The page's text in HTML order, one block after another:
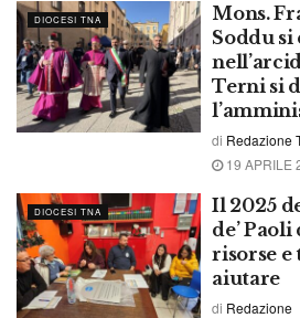
DIOCESI TNA
Mons.
Soddu si
Terni si
di Redazione
19 APRILE
DIOCESI TNA
Il 2025
de’
risorse e
aiutare
di Redazione